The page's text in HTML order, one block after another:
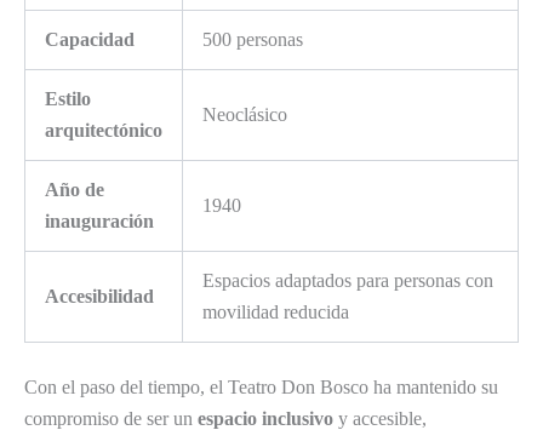
Capacidad 500 personas
Estilo
arquitectónico
Neoclásico
Año de
inauguración
1940
Accesibilidad
Espacios adaptados para personas con
movilidad reducida
Con el paso del tiempo, el Teatro Don Bosco ha mantenido su
compromiso de ser un espacio inclusivo y accesible,